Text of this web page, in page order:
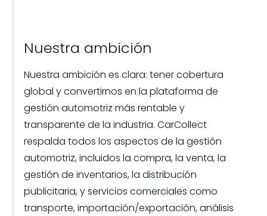
Nuestra ambición
Nuestra ambición es clara: tener cobertura
global y convertirnos en la plataforma de
gestión automotriz más rentable y
transparente de la industria. CarCollect
respalda todos los aspectos de la gestión
automotriz, incluidos la compra, la venta, la
gestión de inventarios, la distribución
publicitaria, y servicios comerciales como
transporte, importación/exportación, análisis